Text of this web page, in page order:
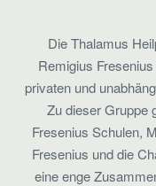
Die Thalamus
Remigius
privaten und
Zu dieser Gruppe
Fresenius Schulen,
Fresenius und die
eine enge